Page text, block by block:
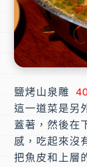
鹽烤山泉雕
這一道菜是另
蓋著，然後在
感，吃起來沒
把魚皮和上層